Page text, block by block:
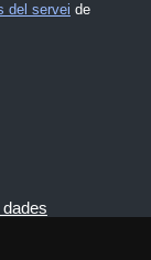
del servei de